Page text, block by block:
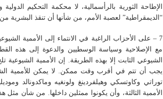
الإطاحة الثورية بالرأسمالية، لا محكمة التحكيم
“الديمقراطية” لعصبة الأمم، من شأنها أن تنقذ البشرية من
7 – على الأحزاب الراغبة في الانتماء إلى الأممية
مع الإصلاحية وسياسة الوسطيين والدعوة إلى هذه
الشيوعي الثابت إلا بهذه الطريقة. إن الأممية
يجب أن تتم في أقرب وقت ممكن. لا يمكن للأممية
توراتي وكاوتسكي وهيلفردينغ ولونغيه وماكدونالد
الأممية الثالثة، وأن يكونوا ممثلين داخلها. من شأن مثل